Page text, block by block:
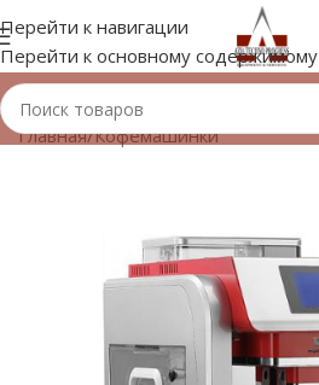
Перейти к навигации
Перейти к основному содержимому
Главная/Кофемашинки